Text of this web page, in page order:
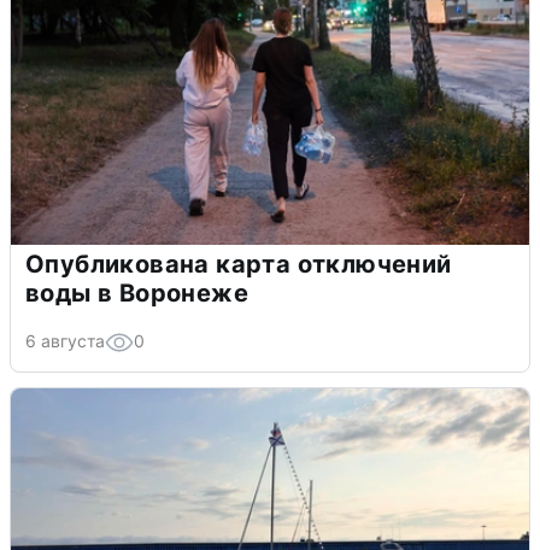
Опубликована карта отключений
воды в Воронеже
6 августа 0